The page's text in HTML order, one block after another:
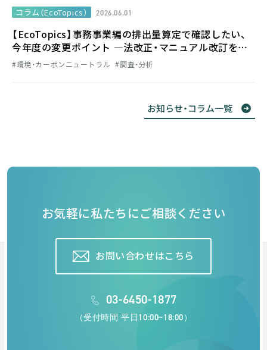
コラム（EcoTopics） 2026.06.01
【EcoTopics】事務事業編の排出量算定で確認したい、
今年度の変更ポイント ―法改正・マニュアル改訂を踏
まえた算定実務のチェック事項―
環境・カーボンニュートラル 調査・分析
お知らせ・コラム一覧
お気軽に私たちにご相談ください
お問い合わせはこちら
03-6450-1877
（受付時間 平日10:00~18:00）